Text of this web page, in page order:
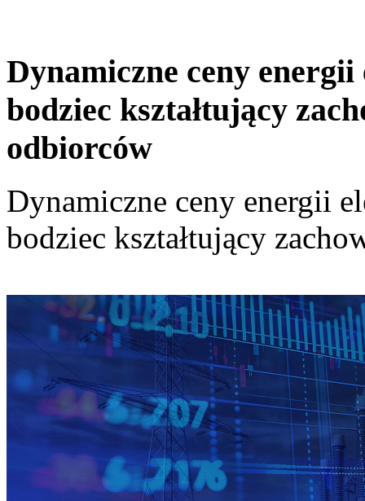
Dynamiczne ceny
bodziec kształtujący
odbiorców
Dynamiczne ceny energii
bodziec kształtujący